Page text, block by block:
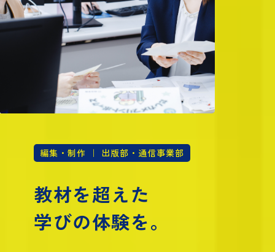
編集・制作 ｜ 出版部・通信事業部
教材を超えた
学びの体験を。